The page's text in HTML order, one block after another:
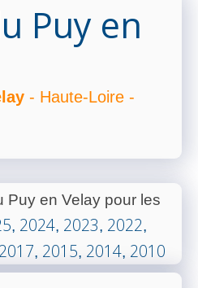
Puy en
- Haute-Loire -
Puy en Velay pour les
, 2024, 2023, 2022,
2017, 2015, 2014, 2010